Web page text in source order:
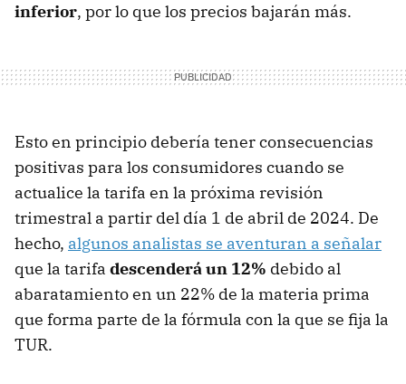
inferior, por lo que los precios bajarán más.
Esto en principio debería tener consecuencias
positivas para los consumidores cuando se
actualice la tarifa en la próxima revisión
trimestral a partir del día 1 de abril de 2024. De
hecho, algunos analistas se aventuran a señalar
que la tarifa descenderá un 12% debido al
abaratamiento en un 22% de la materia prima
que forma parte de la fórmula con la que se fija la
TUR.